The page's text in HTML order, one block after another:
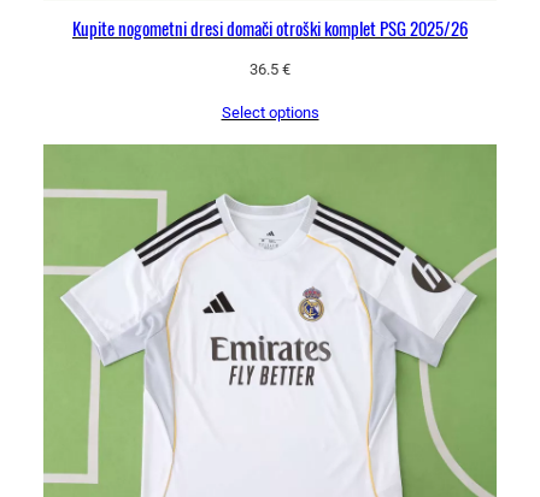
Kupite nogometni dresi domači otroški komplet PSG 2025/26
36.5 €
Select options